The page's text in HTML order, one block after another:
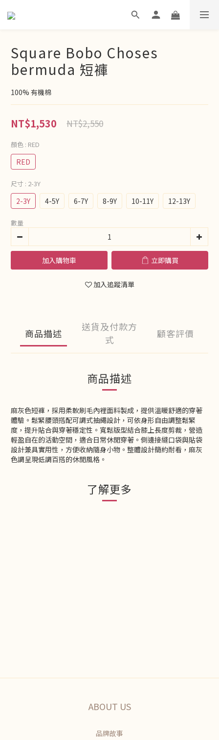
Square Bobo Choses
bermuda 短褲
100% 有機棉
NT$1,530 NT$2,550
顏色 : RED
RED
尺寸 : 2-3Y
2-3Y 4-5Y 6-7Y 8-9Y 10-11Y 12-13Y
數量
加入購物車 立即購買
加入追蹤清單
商品描述
送貨及付款方
式
顧客評價
商品描述
麻灰色短褲，採用柔軟刷毛內裡面料製成，提供溫暖舒適的穿著
體驗。鬆緊腰頭搭配可調式抽繩設計，可依身形自由調整鬆緊
度，提升貼合與穿著穩定性。寬鬆版型結合膝上長度剪裁，營造
輕盈自在的活動空間，適合日常休閒穿著。側邊接縫口袋與貼袋
設計兼具實用性，方便收納隨身小物。整體設計簡約耐看，麻灰
色調呈現低調百搭的休閒風格。
了解更多
ABOUT US
品牌故事